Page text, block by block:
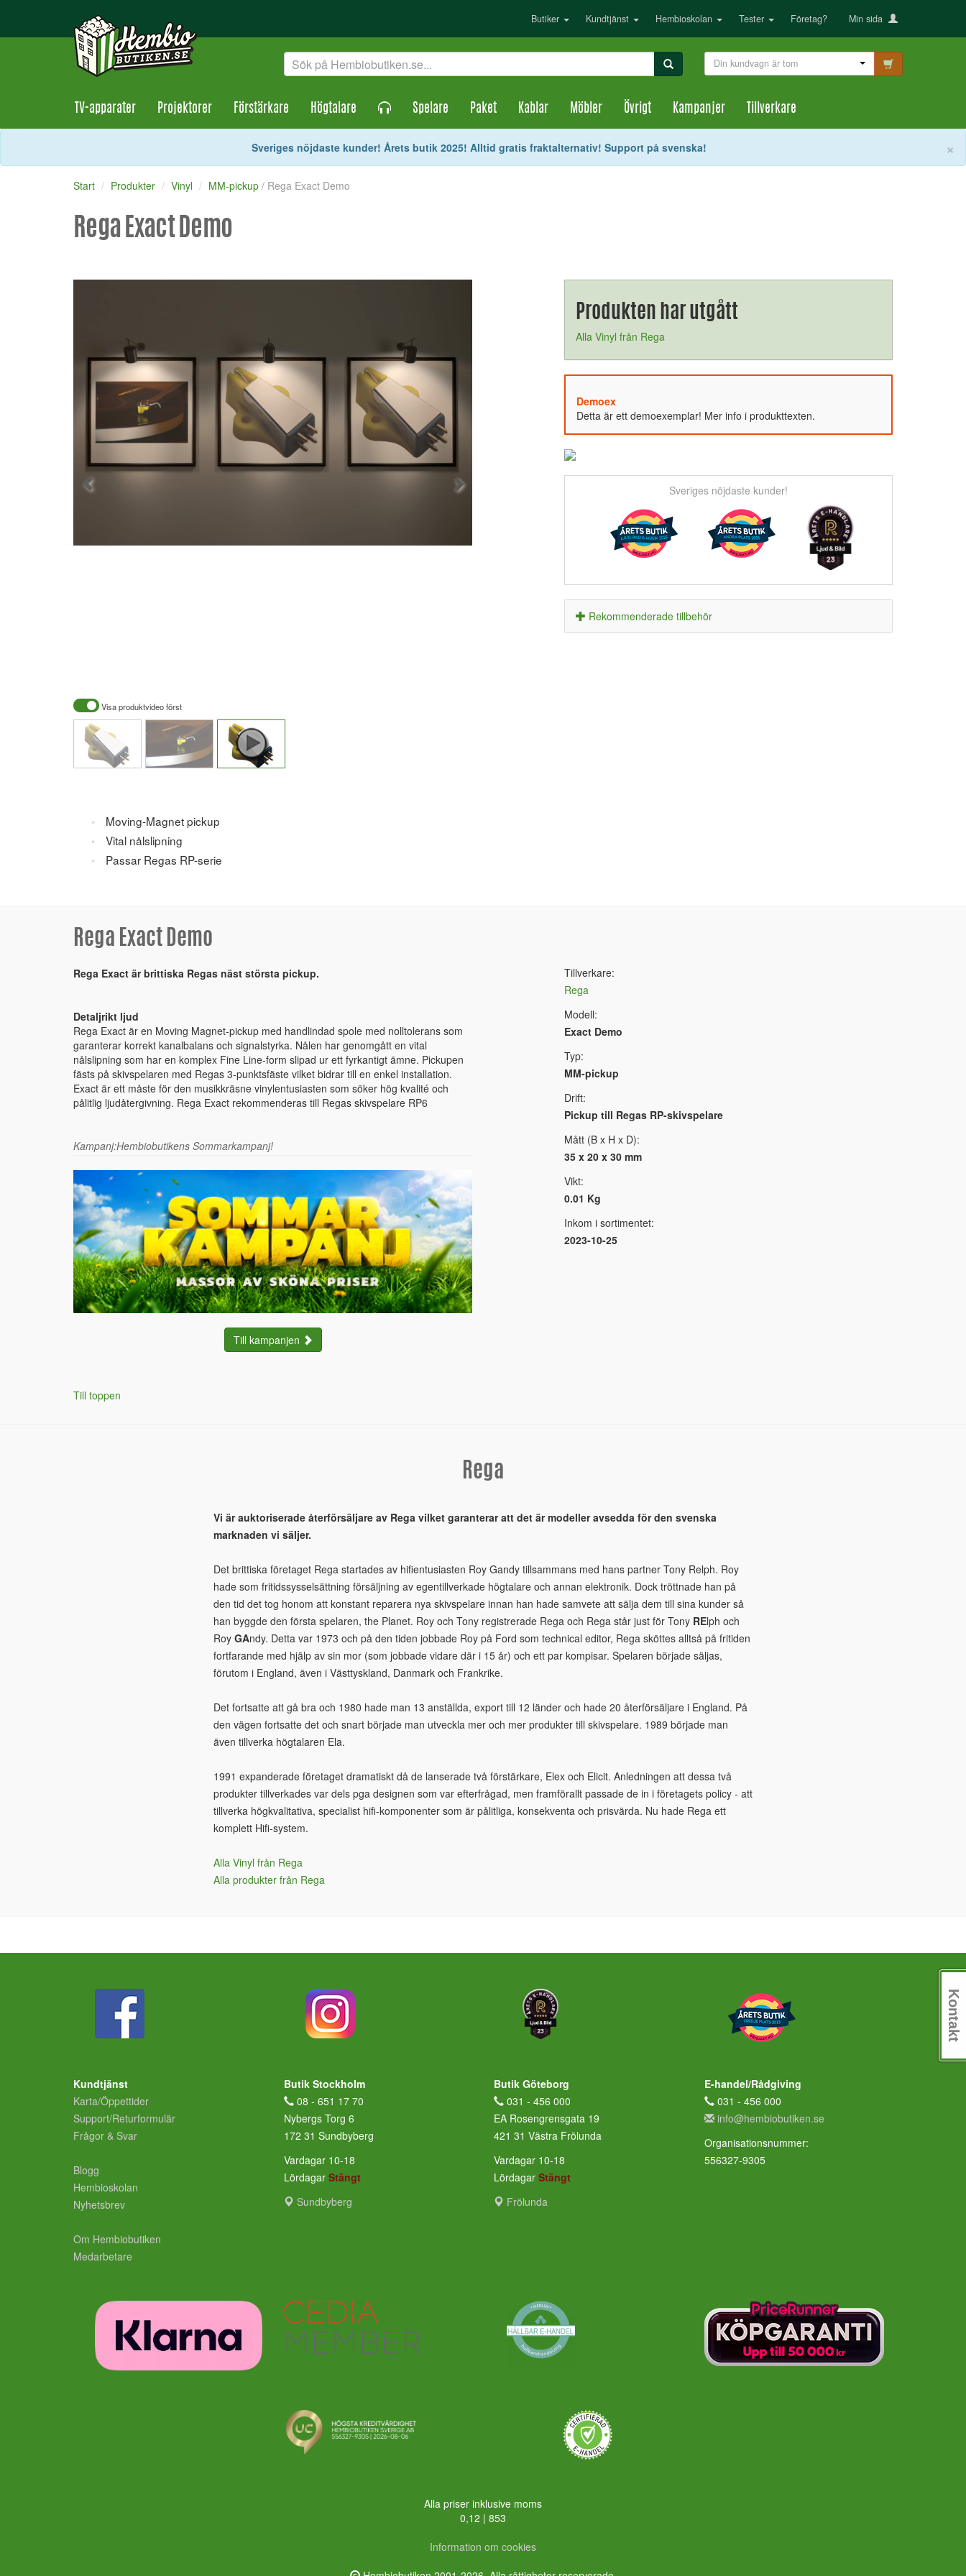
Butiker Kundtjänst Hembioskolan Tester Företag? Min sida
Din kundvagn är tom
TV-apparater Projektorer Förstärkare Högtalare Spelare Paket Kablar Möbler Övrigt Kampanjer Tillverkare
×
Sveriges nöjdaste kunder! Årets butik 2025! Alltid gratis fraktalternativ! Support på svenska!
Start Produkter Vinyl MM-pickup / Rega Exact Demo
Rega Exact Demo
Visa produktvideo först
Moving-Magnet pickup
Vital nålslipning
Passar Regas RP-serie
Produkten har utgått
Alla Vinyl från Rega
Demoex
Detta är ett demoexemplar! Mer info i produkttexten.
Sveriges nöjdaste kunder!
Rekommenderade tillbehör
Rega Exact Demo
Rega Exact är brittiska Regas näst största pickup.
Detaljrikt ljud
Rega Exact är en Moving Magnet-pickup med handlindad spole med nolltolerans som
garanterar korrekt kanalbalans och signalstyrka. Nålen har genomgått en vital
nålslipning som har en komplex Fine Line-form slipad ur ett fyrkantigt ämne. Pickupen
fästs på skivspelaren med Regas 3-punktsfäste vilket bidrar till en enkel installation.
Exact är ett måste för den musikkräsne vinylentusiasten som söker hög kvalité och
pålitlig ljudåtergivning. Rega Exact rekommenderas till Regas skivspelare RP6
Kampanj:Hembiobutikens Sommarkampanj!
Till kampanjen
Till toppen
Tillverkare:
Rega
Modell:
Exact Demo
Typ:
MM-pickup
Drift:
Pickup till Regas RP-skivspelare
Mått (B x H x D):
35 x 20 x 30 mm
Vikt:
0.01 Kg
Inkom i sortimentet:
2023-10-25
Rega
Vi är auktoriserade återförsäljare av Rega vilket garanterar att det är modeller avsedda för den svenska
marknaden vi säljer.
Det brittiska företaget Rega startades av hifientusiasten Roy Gandy tillsammans med hans partner Tony Relph. Roy
hade som fritidssysselsättning försäljning av egentillverkade högtalare och annan elektronik. Dock tröttnade han på
den tid det tog honom att konstant reparera nya skivspelare innan han hade samvete att sälja dem till sina kunder så
han byggde den första spelaren, the Planet. Roy och Tony registrerade Rega och Rega står just för Tony RElph och
Roy GAndy. Detta var 1973 och på den tiden jobbade Roy på Ford som technical editor, Rega sköttes alltså på fritiden
fortfarande med hjälp av sin mor (som jobbade vidare där i 15 år) och ett par kompisar. Spelaren började säljas,
förutom i England, även i Västtyskland, Danmark och Frankrike.
Det fortsatte att gå bra och 1980 hade man 13 anställda, export till 12 länder och hade 20 återförsäljare i England. På
den vägen fortsatte det och snart började man utveckla mer och mer produkter till skivspelare. 1989 började man
även tillverka högtalaren Ela.
1991 expanderade företaget dramatiskt då de lanserade två förstärkare, Elex och Elicit. Anledningen att dessa två
produkter tillverkades var dels pga designen som var efterfrågad, men framförallt passade de in i företagets policy - att
tillverka högkvalitativa, specialist hifi-komponenter som är pålitliga, konsekventa och prisvärda. Nu hade Rega ett
komplett Hifi-system.
Alla Vinyl från Rega
Alla produkter från Rega
Kundtjänst
Karta/Öppettider
Support/Returformulär
Frågor & Svar
Blogg
Hembioskolan
Nyhetsbrev
Om Hembiobutiken
Medarbetare
Butik Stockholm
08 - 651 17 70
Nybergs Torg 6
172 31 Sundbyberg
Vardagar 10-18
Lördagar Stängt
Sundbyberg
Butik Göteborg
031 - 456 000
EA Rosengrensgata 19
421 31 Västra Frölunda
Vardagar 10-18
Lördagar Stängt
Frölunda
E-handel/Rådgiving
031 - 456 000
info@hembiobutiken.se
Organisationsnummer:
556327-9305
Alla priser inklusive moms
0,12 | 853
Information om cookies
Kontakt